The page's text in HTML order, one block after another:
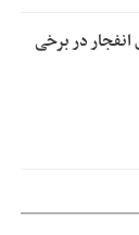
در برخی